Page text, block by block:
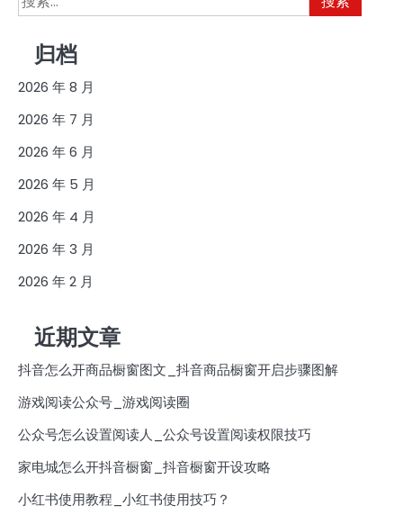
索：
归档
2026 年 8 月
2026 年 7 月
2026 年 6 月
2026 年 5 月
2026 年 4 月
2026 年 3 月
2026 年 2 月
近期文章
抖音怎么开商品橱窗图文_抖音商品橱窗开启步骤图解
游戏阅读公众号_游戏阅读圈
公众号怎么设置阅读人_公众号设置阅读权限技巧
家电城怎么开抖音橱窗_抖音橱窗开设攻略
小红书使用教程_小红书使用技巧？